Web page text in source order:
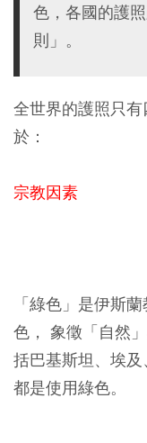
色，各國的護
則」。
全世界的護照只
於：
宗教因素
「綠色」是伊斯
色， 象徵「自然
括巴基斯坦、埃
都是使用綠色。